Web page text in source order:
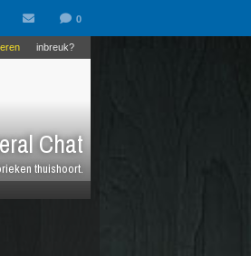
Chat
thuishoort.
inbreuk?